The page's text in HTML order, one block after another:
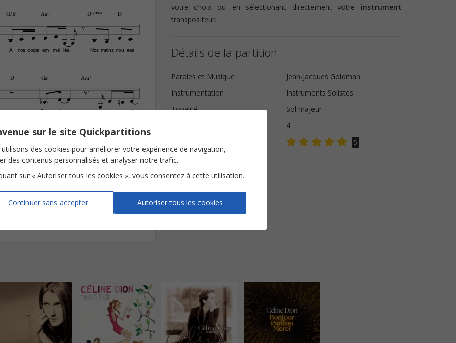
Feeling Inc
À nos corps em mê
- lés
- Nos mains nou ées
-
Que rien ne nous re tien
-
ne
- Dan sons,
- au des
- sus
-
G/B A‹7 D(“4) D
D G‹ A‹7
3
      
 
   
 
    

 
 

        
votre choix ou en sélectionant directement votre instrument
transpositeur.
Détails de la partition
Paroles et Musique
Jean-Jacques Goldman
Instrumentation
Instruments Solistes
Tonalité
Sol majeur
4
5
sur le site Quickpartitions
des cookies pour améliorer votre expérience de navigation,
des contenus personnalisés et analyser notre trafic.
sur « Autoriser tous les cookies », vous consentez à cette utilisation.
Continuer sans accepter Autoriser tous les cookies